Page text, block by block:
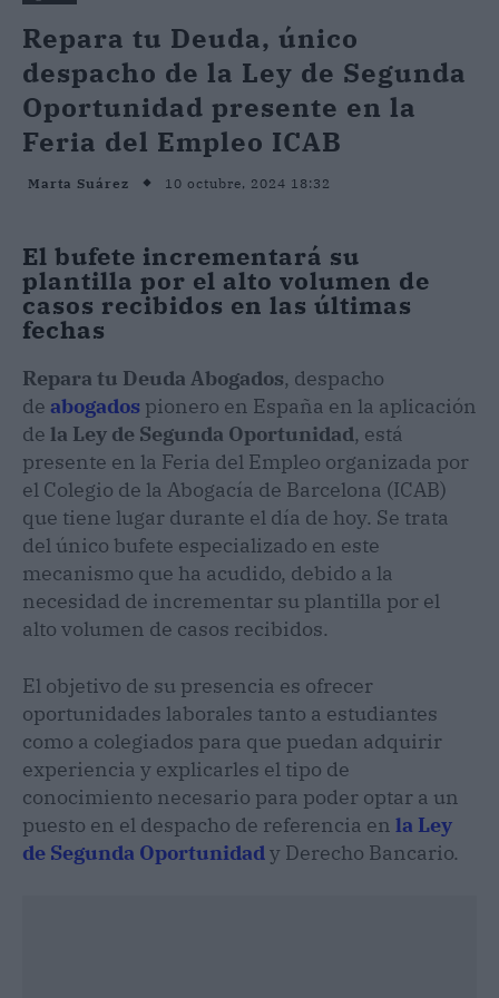
Repara tu Deuda, único
despacho de la Ley de Segunda
Oportunidad presente en la
Feria del Empleo ICAB
Marta Suárez 10 octubre, 2024 18:32
El bufete incrementará su
plantilla por el alto volumen de
casos recibidos en las últimas
fechas
Repara tu Deuda Abogados, despacho
de abogados pionero en España en la aplicación
de la Ley de Segunda Oportunidad, está
presente en la Feria del Empleo organizada por
el Colegio de la Abogacía de Barcelona (ICAB)
que tiene lugar durante el día de hoy. Se trata
del único bufete especializado en este
mecanismo que ha acudido, debido a la
necesidad de incrementar su plantilla por el
alto volumen de casos recibidos.
El objetivo de su presencia es ofrecer
oportunidades laborales tanto a estudiantes
como a colegiados para que puedan adquirir
experiencia y explicarles el tipo de
conocimiento necesario para poder optar a un
puesto en el despacho de referencia en la Ley
de Segunda Oportunidady Derecho Bancario.